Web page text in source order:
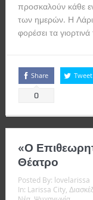
προσκαλούν κάθε
των ημερών. Η
φορέσει τα
Share
0
Tweet
«Ο
Θέατρο
Posted By: lovelarissa
In: Larissa City,